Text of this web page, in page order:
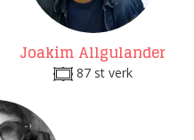
Joakim Allgulander
87 st verk